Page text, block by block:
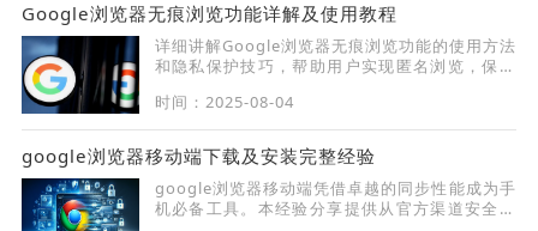
Google浏览器无痕浏览功能详解及使用教程
详细讲解Google浏览器无痕浏览功能的使用方法
和隐私保护技巧，帮助用户实现匿名浏览，保障
时间：2025-08-04
google浏览器移动端下载及安装完整经验
google浏览器移动端凭借卓越的同步性能成为手
机必备工具。本经验分享提供从官方渠道安全获